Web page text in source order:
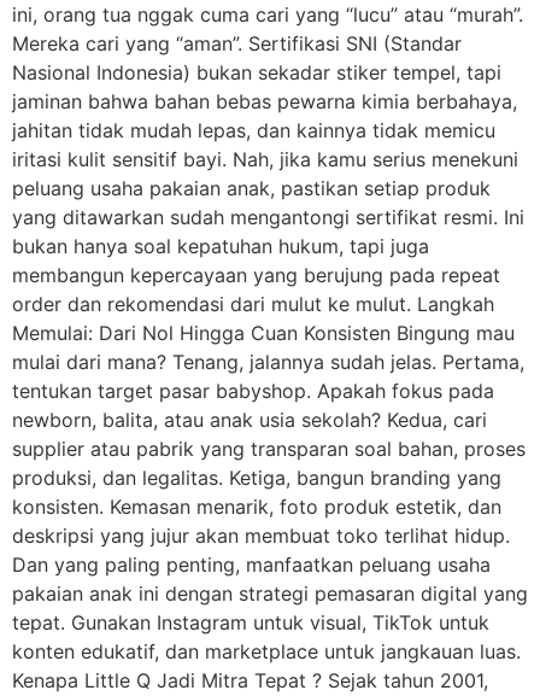
ini, orang tua nggak cuma cari yang “lucu” atau “murah”.
Mereka cari yang “aman”. Sertifikasi SNI (Standar
Nasional Indonesia) bukan sekadar stiker tempel, tapi
jaminan bahwa bahan bebas pewarna kimia berbahaya,
jahitan tidak mudah lepas, dan kainnya tidak memicu
iritasi kulit sensitif bayi. Nah, jika kamu serius menekuni
peluang usaha pakaian anak, pastikan setiap produk
yang ditawarkan sudah mengantongi sertifikat resmi. Ini
bukan hanya soal kepatuhan hukum, tapi juga
membangun kepercayaan yang berujung pada repeat
order dan rekomendasi dari mulut ke mulut. Langkah
Memulai: Dari Nol Hingga Cuan Konsisten Bingung mau
mulai dari mana? Tenang, jalannya sudah jelas. Pertama,
tentukan target pasar babyshop. Apakah fokus pada
newborn, balita, atau anak usia sekolah? Kedua, cari
supplier atau pabrik yang transparan soal bahan, proses
produksi, dan legalitas. Ketiga, bangun branding yang
konsisten. Kemasan menarik, foto produk estetik, dan
deskripsi yang jujur akan membuat toko terlihat hidup.
Dan yang paling penting, manfaatkan peluang usaha
pakaian anak ini dengan strategi pemasaran digital yang
tepat. Gunakan Instagram untuk visual, TikTok untuk
konten edukatif, dan marketplace untuk jangkauan luas.
Kenapa Little Q Jadi Mitra Tepat ? Sejak tahun 2001,